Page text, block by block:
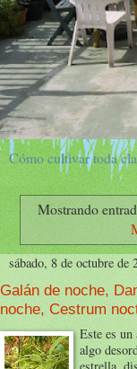
Cómo cultivar toda
Mostrando
sábado, 8 de octubre de
Galán de noche,
noche, Cestrum
Este es
algo